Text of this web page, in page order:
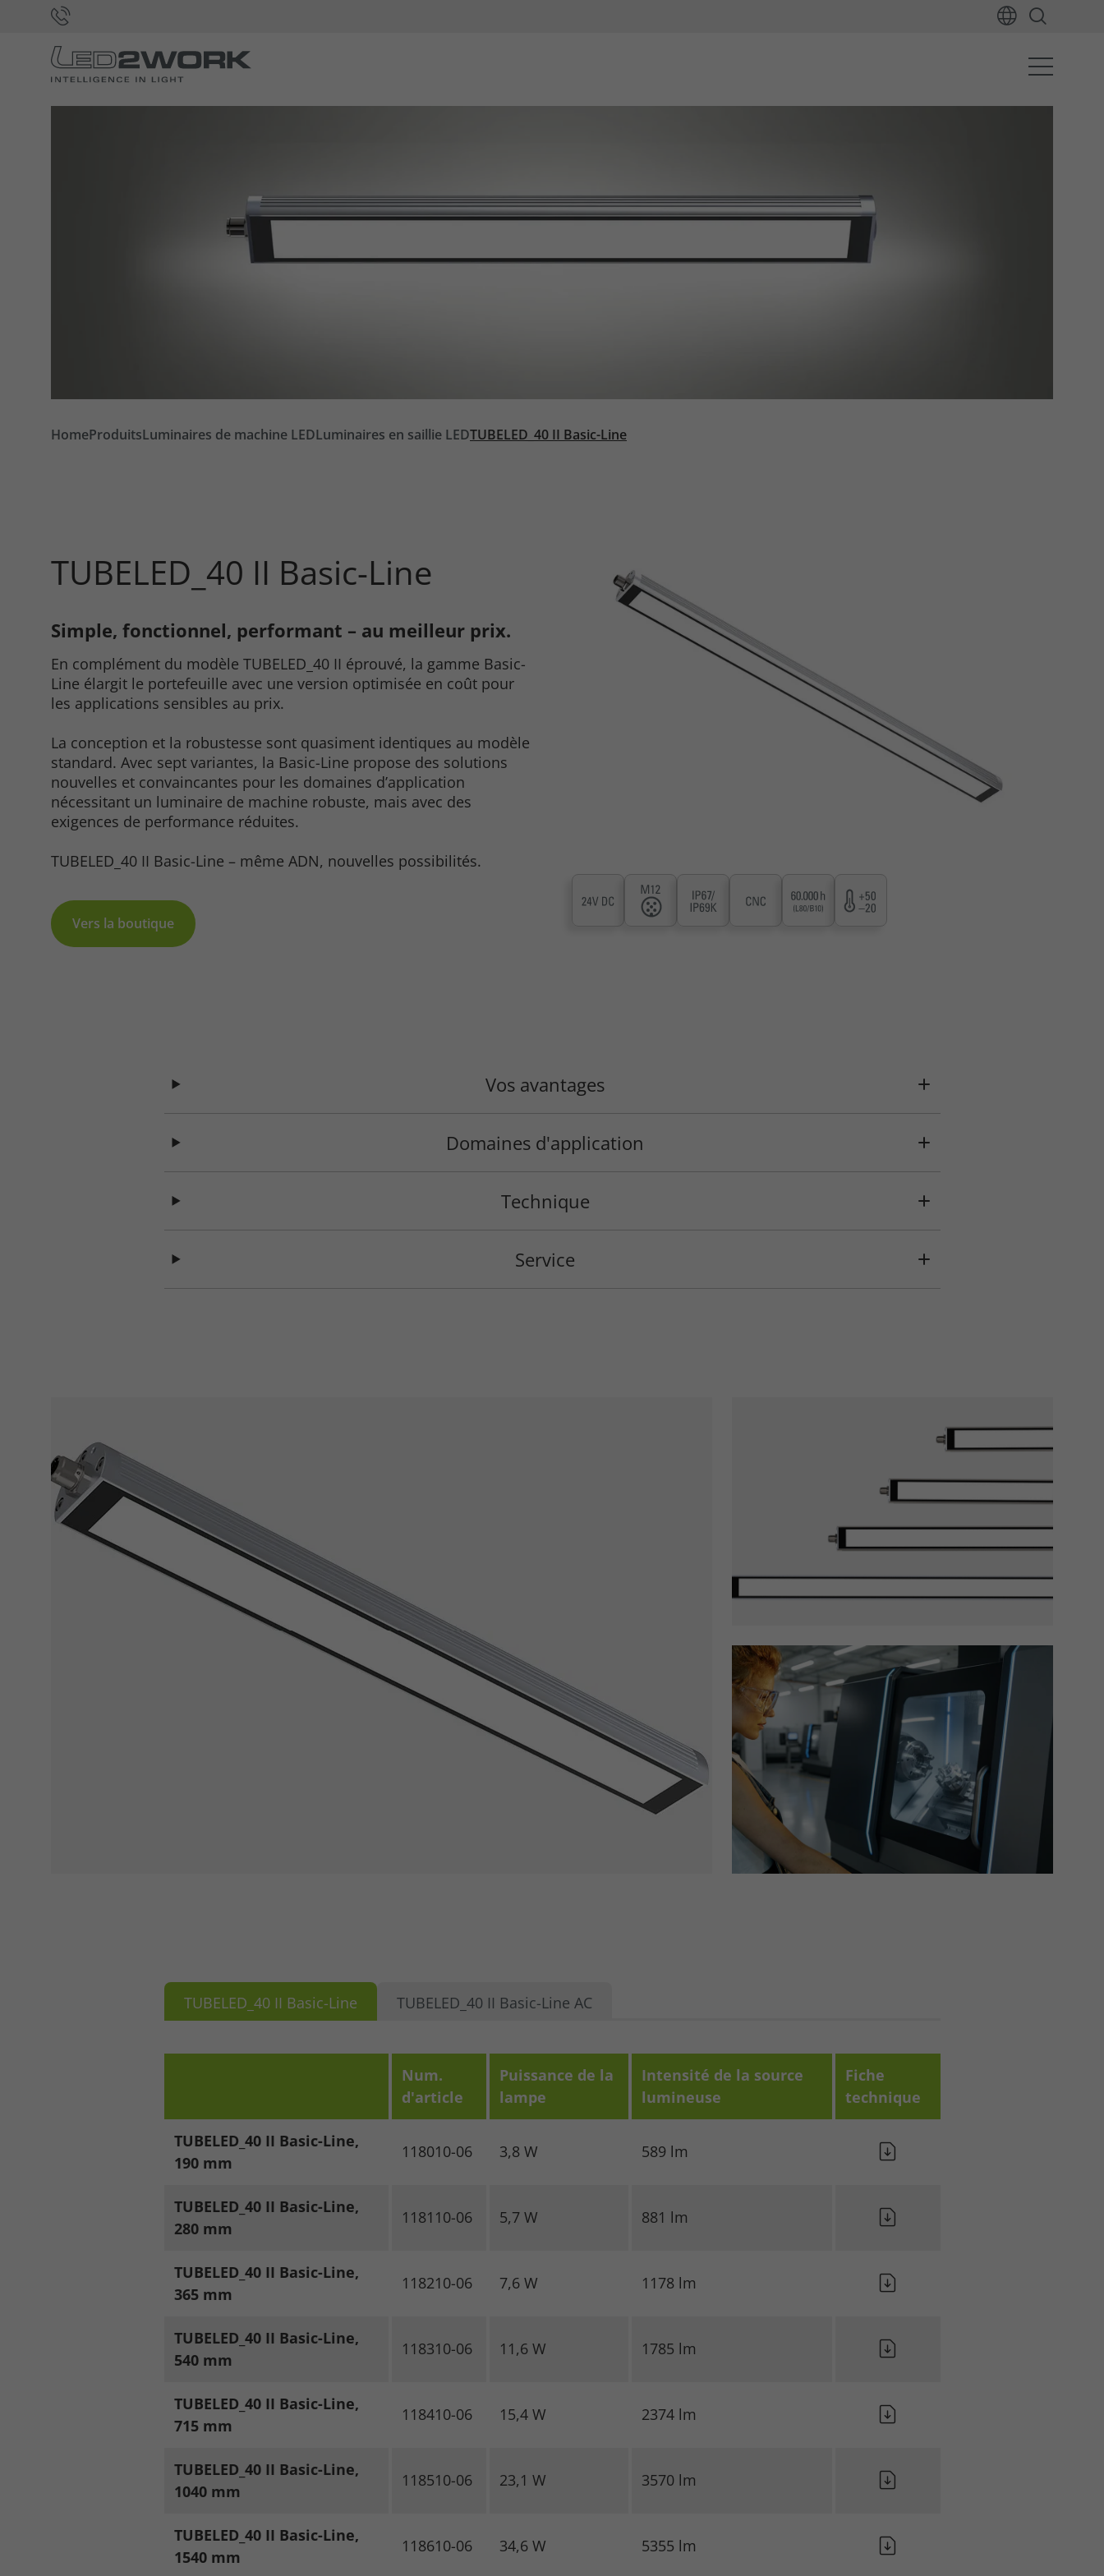
HomeProduitsLuminaires de machine LEDLuminaires en saillie LEDTUBELED_40 II Basic-Line
TUBELED_40 II Basic-Line
Simple, fonctionnel, performant – au meilleur prix.
En complément du modèle TUBELED_40 II éprouvé, la gamme Basic-
Line élargit le portefeuille avec une version optimisée en coût pour
les applications sensibles au prix.
La conception et la robustesse sont quasiment identiques au modèle
standard. Avec sept variantes, la Basic-Line propose des solutions
nouvelles et convaincantes pour les domaines d’application
nécessitant un luminaire de machine robuste, mais avec des
exigences de performance réduites.
TUBELED_40 II Basic-Line – même ADN, nouvelles possibilités.
Vers la boutique
Vos avantages
Domaines d'application
Technique
Service
TUBELED_40 II Basic-Line TUBELED_40 II Basic-Line AC
Num.
d'article
Puissance de la
lampe
Intensité de la source
lumineuse
Fiche
technique
TUBELED_40 II Basic-Line,
190 mm
118010-06 3,8 W 589 lm
TUBELED_40 II Basic-Line,
280 mm
118110-06 5,7 W 881 lm
TUBELED_40 II Basic-Line,
365 mm
118210-06 7,6 W 1178 lm
TUBELED_40 II Basic-Line,
540 mm
118310-06 11,6 W 1785 lm
TUBELED_40 II Basic-Line,
715 mm
118410-06 15,4 W 2374 lm
TUBELED_40 II Basic-Line,
1040 mm
118510-06 23,1 W 3570 lm
TUBELED_40 II Basic-Line,
1540 mm
118610-06 34,6 W 5355 lm
Required
Consent Information
Marketing